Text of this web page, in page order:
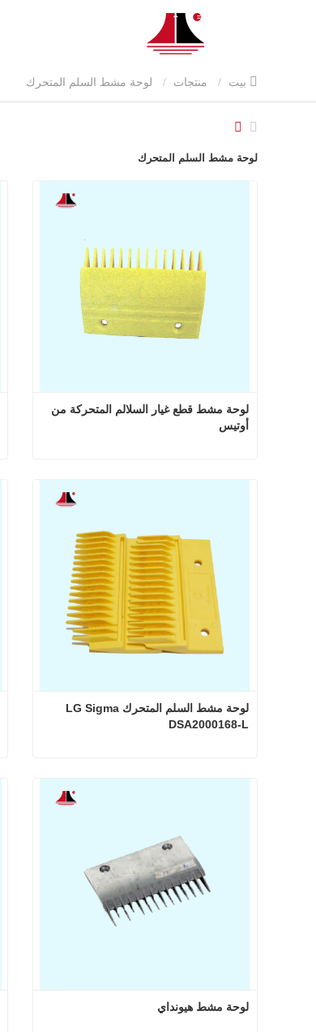
منتجات
لوحة مشط السلم المتحرك
أوتيس
لوحة مشط قطع غيار السلالم المتحركة من أوتيس
DSA2000168-L
لوحة مشط السلم المتحرك LG Sigma DSA2000168-L
لوحة مشط هيونداي